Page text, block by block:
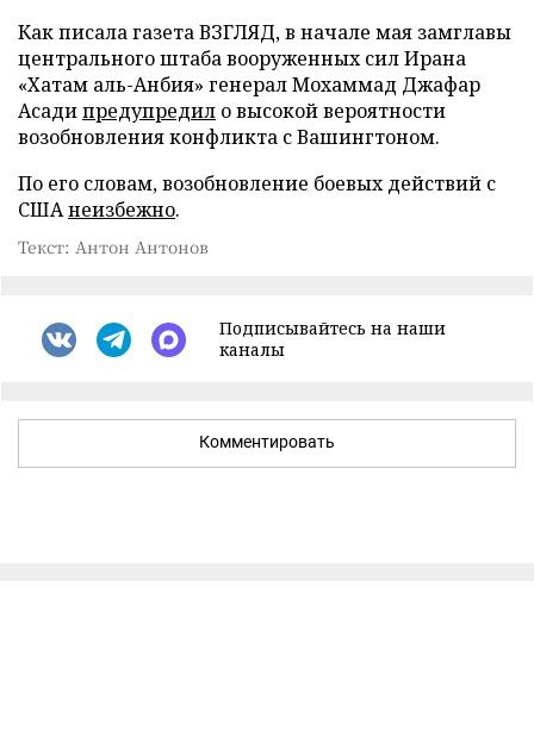
Как писала газета ВЗГЛЯД, в начале мая замглавы
центрального штаба вооруженных сил Ирана
«Хатам аль-Анбия» генерал Мохаммад Джафар
Асадипредупредил о высокой вероятности
возобновления конфликта с Вашингтоном.
По его словам, возобновление боевых действий с
СШАнеизбежно.
Текст: Антон Антонов
Подписывайтесь на наши
каналы
Комментировать